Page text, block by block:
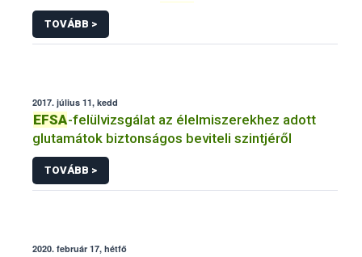
Mit...nyújt nekünk az
TOVÁBB >
2017. július 11, kedd
EFSA-felülvizsgálat az élelmiszerekhez adott
glutamátok biztonságos beviteli szintjéről
TOVÁBB >
2020. február 17, hétfő